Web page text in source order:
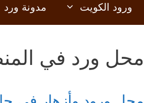
ورود الكويت مدونة ورد
محل ورد في